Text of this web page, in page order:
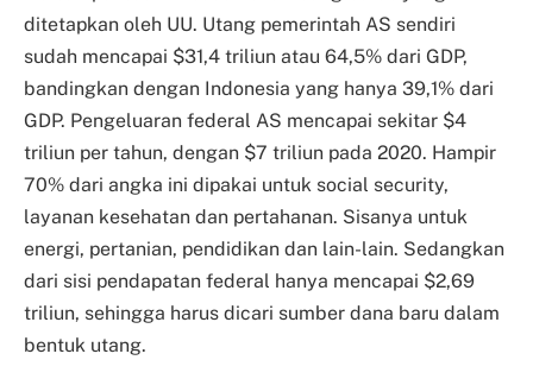
ditetapkan oleh UU. Utang pemerintah AS sendiri
sudah mencapai $31,4 triliun atau 64,5% dari GDP,
bandingkan dengan Indonesia yang hanya 39,1% dari
GDP. Pengeluaran federal AS mencapai sekitar $4
triliun per tahun, dengan $7 triliun pada 2020. Hampir
70% dari angka ini dipakai untuk social security,
layanan kesehatan dan pertahanan. Sisanya untuk
energi, pertanian, pendidikan dan lain-lain. Sedangkan
dari sisi pendapatan federal hanya mencapai $2,69
triliun, sehingga harus dicari sumber dana baru dalam
bentuk utang.